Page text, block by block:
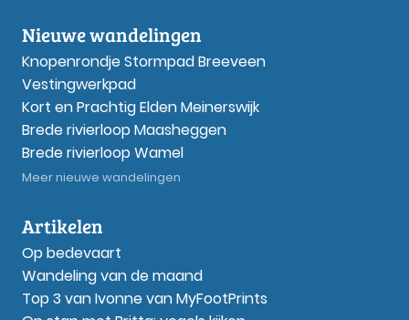
Nieuwe wandelingen
Knopenrondje Stormpad Breeveen
Vestingwerkpad
Kort en Prachtig Elden Meinerswijk
Brede rivierloop Maasheggen
Brede rivierloop Wamel
Meer nieuwe wandelingen
Artikelen
Op bedevaart
Wandeling van de maand
Top 3 van Ivonne van MyFootPrints